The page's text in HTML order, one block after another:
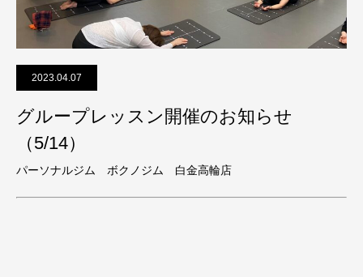
2023.04.07
グループレッスン開催のお知らせ
（5/14）
パーソナルジム ボクノジム 白金高輪店